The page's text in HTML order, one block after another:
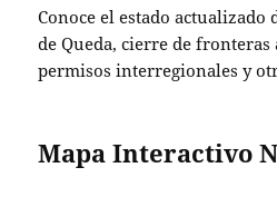
Conoce el estado actualizado
de Queda, cierre de
permisos interregionales y
Mapa Interactivo